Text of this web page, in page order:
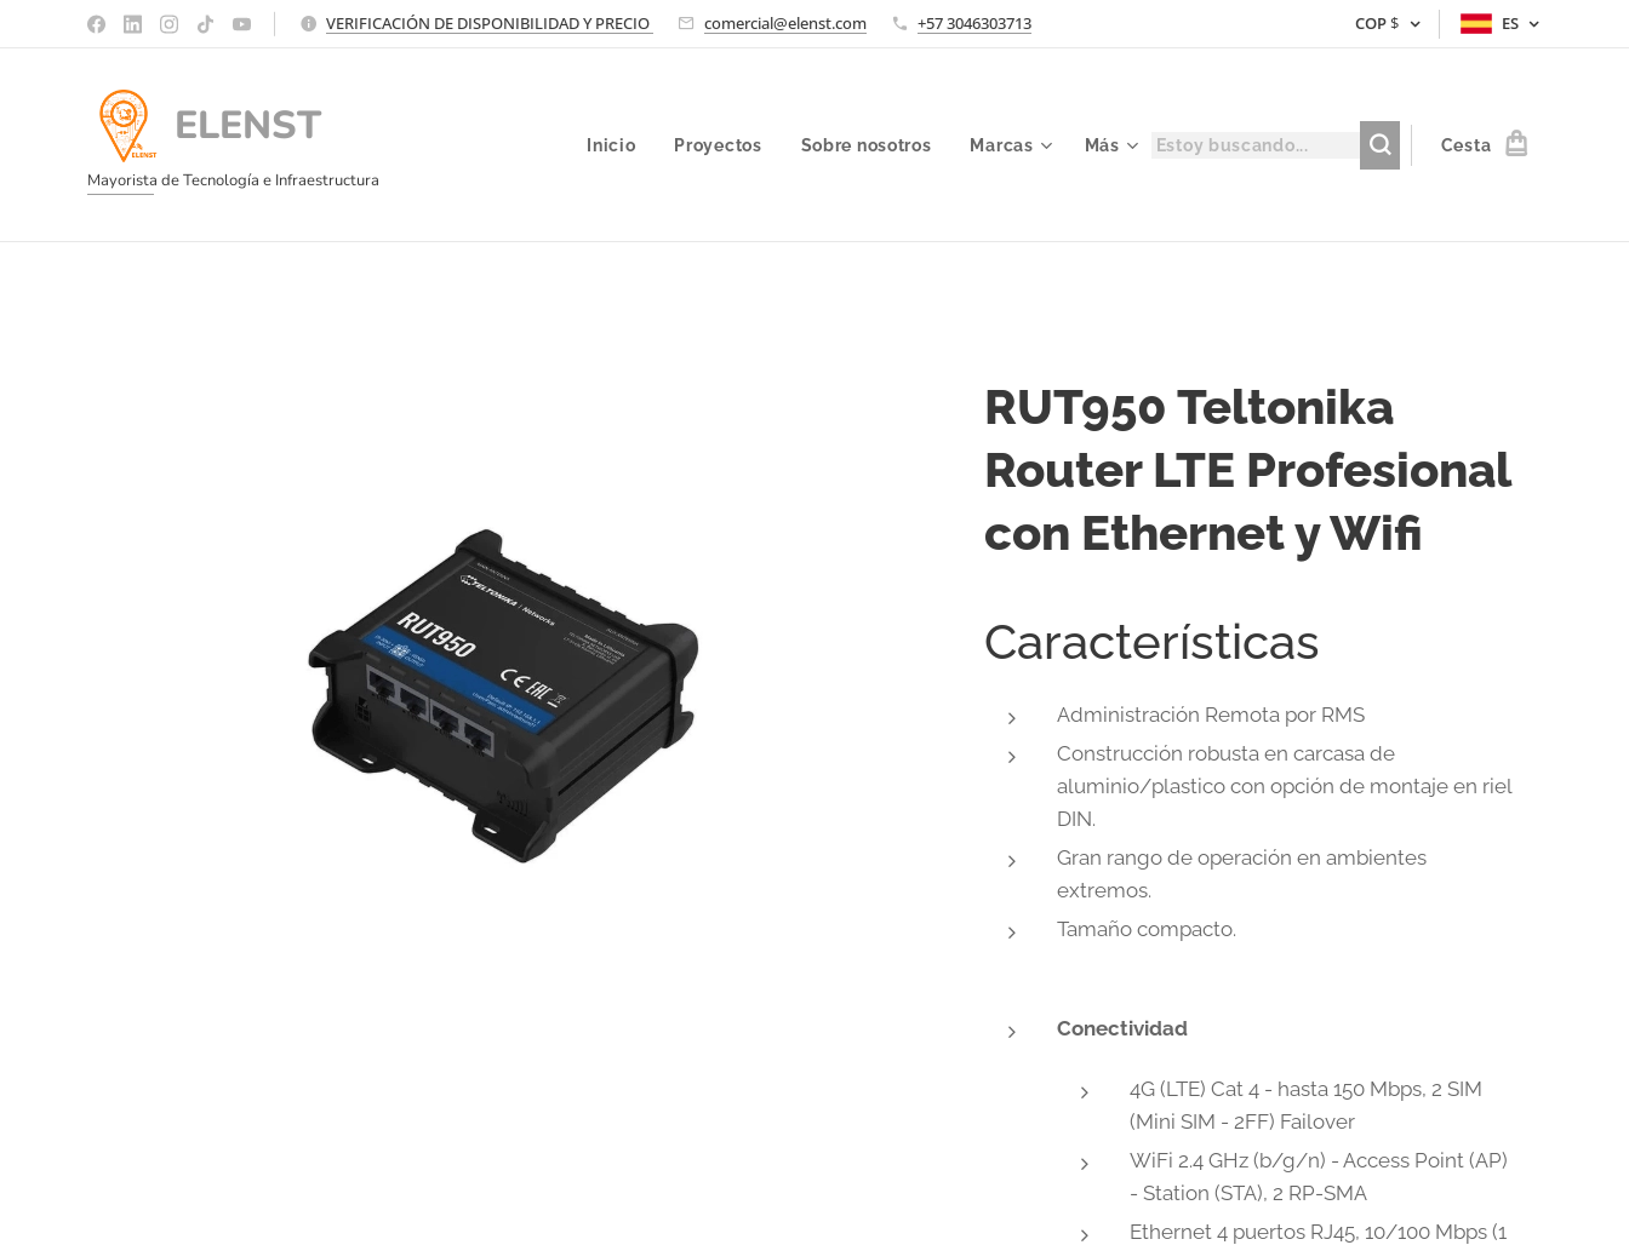
VERIFICACIÓN DE DISPONIBILIDAD Y PRECIO comercial@elenst.com +57 3046303713 COP$ ES
ELENST
Mayorista de Tecnología e Infraestructura
Inicio Proyectos Sobre nosotros Marcas Más Cesta
RUT950 Teltonika
Router LTE Profesional
con Ethernet y Wifi
Características
Administración Remota por RMS
Construcción robusta en carcasa de
aluminio/plastico con opción de montaje en riel
DIN.
Gran rango de operación en ambientes
extremos.
Tamaño compacto.
Conectividad
4G (LTE) Cat 4 - hasta 150 Mbps, 2 SIM
(Mini SIM - 2FF) Failover
WiFi 2.4 GHz (b/g/n) - Access Point (AP)
- Station (STA), 2 RP-SMA
Ethernet 4 puertos RJ45, 10/100 Mbps (1